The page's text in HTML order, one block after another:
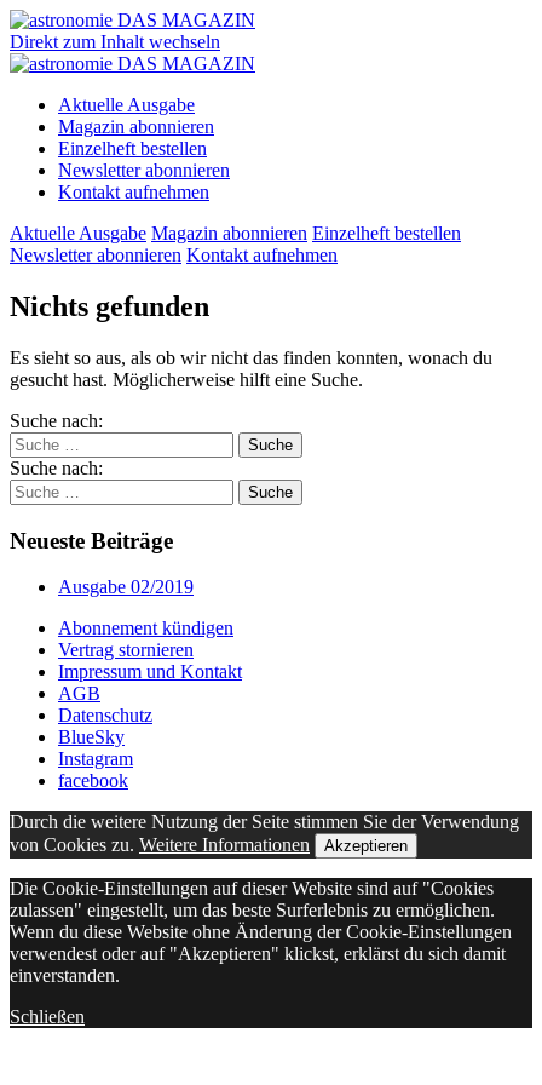
Direkt zum Inhalt wechseln
Aktuelle Ausgabe
Magazin abonnieren
Einzelheft bestellen
Newsletter abonnieren
Kontakt aufnehmen
Aktuelle Ausgabe Magazin abonnieren Einzelheft bestellen
Newsletter abonnieren Kontakt aufnehmen
Nichts gefunden
Es sieht so aus, als ob wir nicht das finden konnten, wonach du
gesucht hast. Möglicherweise hilft eine Suche.
Suche nach:
Suche nach:
Neueste Beiträge
Ausgabe 02/2019
Abonnement kündigen
Vertrag stornieren
Impressum und Kontakt
AGB
Datenschutz
BlueSky
Instagram
facebook
Durch die weitere Nutzung der Seite stimmen Sie der Verwendung
von Cookies zu. Weitere Informationen Akzeptieren
Die Cookie-Einstellungen auf dieser Website sind auf "Cookies
zulassen" eingestellt, um das beste Surferlebnis zu ermöglichen.
Wenn du diese Website ohne Änderung der Cookie-Einstellungen
verwendest oder auf "Akzeptieren" klickst, erklärst du sich damit
einverstanden.
Schließen